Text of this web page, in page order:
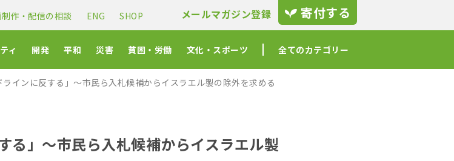
作・配信の相談 ENG SHOP メールマガジン登録 寄付する
ィ 開発 平和 災害 貧困・労働 文化・スポーツ 全てのカテゴリー
ラインに反する」〜市民ら入札候補からイスラエル製の除外を求める
る」〜市民ら入札候補からイスラエル製